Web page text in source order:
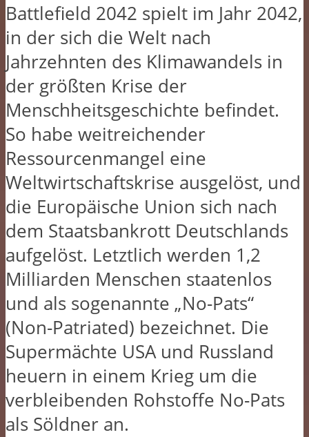
Battlefield 2042 spielt im Jahr 2042,
in der sich die Welt nach
Jahrzehnten des Klimawandels in
der größten Krise der
Menschheitsgeschichte befindet.
So habe weitreichender
Ressourcenmangel eine
Weltwirtschaftskrise ausgelöst, und
die Europäische Union sich nach
dem Staatsbankrott Deutschlands
aufgelöst. Letztlich werden 1,2
Milliarden Menschen staatenlos
und als sogenannte „No-Pats“
(Non-Patriated) bezeichnet. Die
Supermächte USA und Russland
heuern in einem Krieg um die
verbleibenden Rohstoffe No-Pats
als Söldner an.